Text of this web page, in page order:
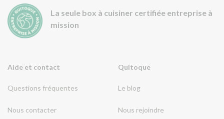
Aide et contact
Questions fréquentes
Nous contacter
Quitoque
Le blog
Nous rejoindre
La seule box à cuisiner certifiée entreprise à
mission